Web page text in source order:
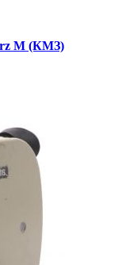
М (КМЗ)